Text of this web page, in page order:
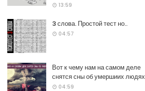
13:59
3 слова. Простой тест но..
04:57
Вот к чему нам на самом деле
снятся сны об умершиих людях
04:59